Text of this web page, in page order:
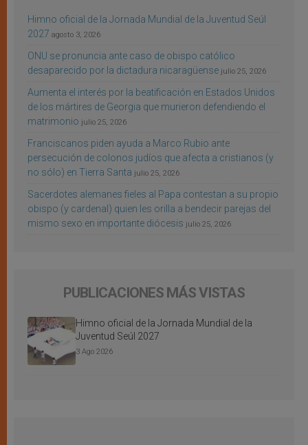
Himno oficial de la Jornada Mundial de la Juventud Seúl
2027 agosto 3, 2026
ONU se pronuncia ante caso de obispo católico
desaparecido por la dictadura nicaragüense julio 25, 2026
Aumenta el interés por la beatificación en Estados Unidos
de los mártires de Georgia que murieron defendiendo el
matrimonio julio 25, 2026
Franciscanos piden ayuda a Marco Rubio ante
persecución de colonos judíos que afecta a cristianos (y
no sólo) en Tierra Santa julio 25, 2026
Sacerdotes alemanes fieles al Papa contestan a su propio
obispo (y cardenal) quien les orilla a bendecir parejas del
mismo sexo en importante diócesis julio 25, 2026
PUBLICACIONES MÁS VISTAS
Himno oficial de la Jornada Mundial de la
Juventud Seúl 2027
3 Ago 2026